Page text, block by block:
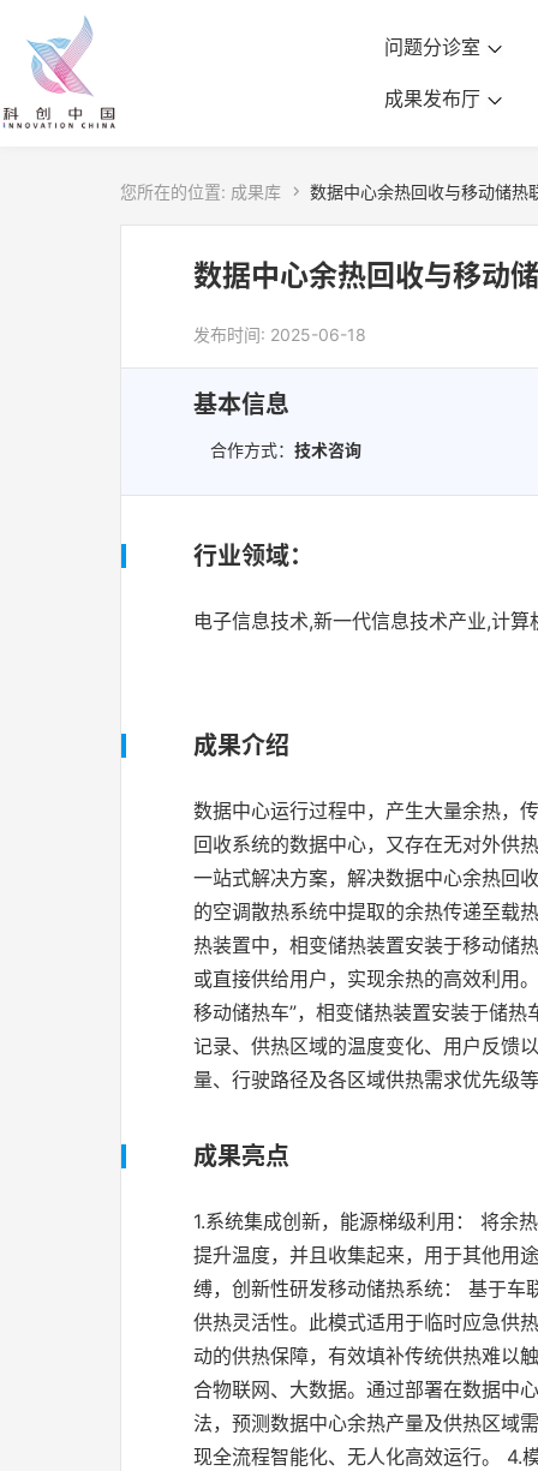
问题分诊室
成果发布厅
您所在的位置: 成果库  数据中心余热回收与移动储热
数据中心余热回收与移动
发布时间: 2025-06-18
基本信息
合作方式： 技术咨询
行业领域：
电子信息技术,新一代信息技术产业,计
成果介绍
数据中心运行过程中，产生大量余热，
回收系统的数据中心，又存在无对外供
一站式解决方案，解决数据中心余热回
的空调散热系统中提取的余热传递至载
热装置中，相变储热装置安装于移动储
或直接供给用户，实现余热的高效利用
移动储热车”，相变储热装置安装于储
记录、供热区域的温度变化、用户反馈
量、行驶路径及各区域供热需求优先级
成果亮点
1.系统集成创新，能源梯级利用： 将余
提升温度，并且收集起来，用于其他用
缚，创新性研发移动储热系统： 基于车
供热灵活性。此模式适用于临时应急供
动的供热保障，有效填补传统供热难以
合物联网、大数据。通过部署在数据中
法，预测数据中心余热产量及供热区域
现全流程智能化、无人化高效运行。 4.